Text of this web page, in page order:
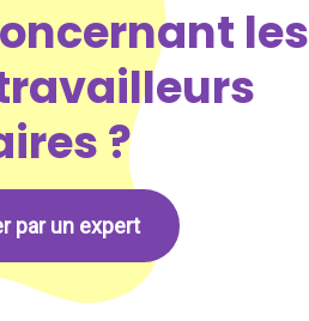
les
?
par un expert